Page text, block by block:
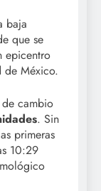
baja
que se
epicentro
de México.
cambio
. Sin
primeras
10:29